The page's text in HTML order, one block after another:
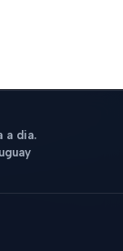
a dia.